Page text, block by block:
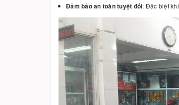
Đảm bảo an toàn tuyệt đối: Đặc biệt